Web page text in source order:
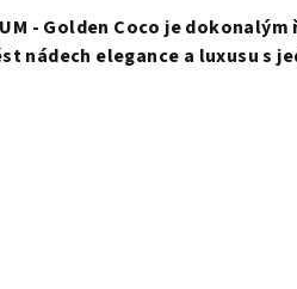
- Golden Coco je
nádech elegance a luxusu s